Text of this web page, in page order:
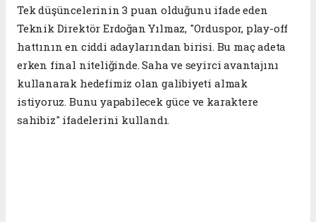
Tek düşüncelerinin 3 puan olduğunu ifade eden
Teknik Direktör Erdoğan Yılmaz, "Orduspor, play-off
hattının en ciddi adaylarından birisi. Bu maç adeta
erken final niteliğinde. Saha ve seyirci avantajını
kullanarak hedefimiz olan galibiyeti almak
istiyoruz. Bunu yapabilecek güce ve karaktere
sahibiz" ifadelerini kullandı.